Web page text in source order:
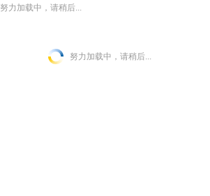
努力加载中，请稍后...
努力加载中，请稍后...